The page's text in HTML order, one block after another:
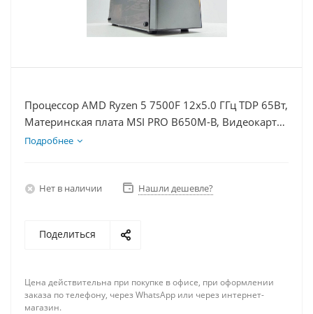
Процессор AMD Ryzen 5 7500F 12x5.0 ГГц TDP 65Вт,
Материнская плата MSI PRO B650M-B, Видеокарта
RTX 3050 8Гб, Память DDR5 32Gb, Диски
Подробнее
Нет в наличии Нашли дешевле?
Поделиться
Цена действительна при покупке в офисе, при оформлении
заказа по телефону, через WhatsApp или через интернет-
магазин.